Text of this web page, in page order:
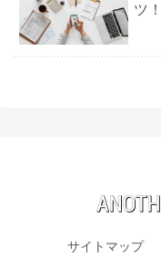
ツ
サイトマップ